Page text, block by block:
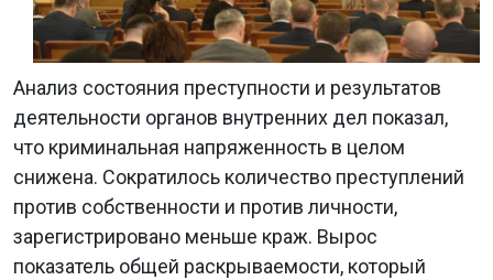
Анализ состояния преступности и результатов
деятельности органов внутренних дел показал,
что криминальная напряженность в целом
снижена. Сократилось количество преступлений
против собственности и против личности,
зарегистрировано меньше краж. Вырос
показатель общей раскрываемости, который